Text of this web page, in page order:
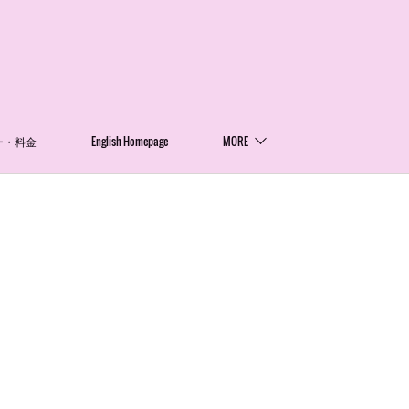
・料金 English Homepage MORE